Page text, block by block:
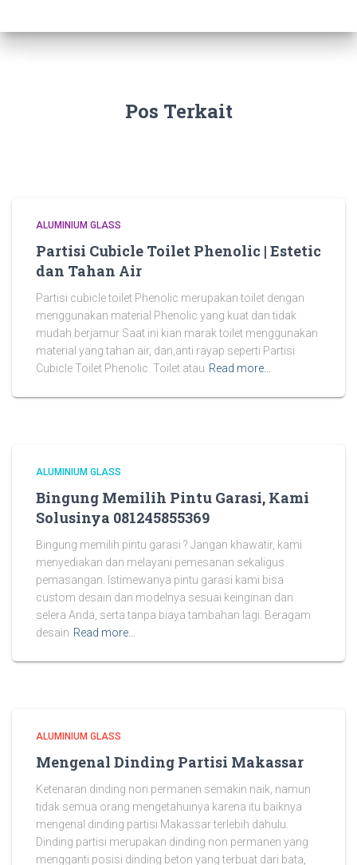
Pos Terkait
ALUMINIUM GLASS
Partisi Cubicle Toilet Phenolic | Estetic
dan Tahan Air
Partisi cubicle toilet Phenolic merupakan toilet dengan
menggunakan material Phenolic yang kuat dan tidak
mudah berjamur Saat ini kian marak toilet menggunakan
material yang tahan air, dan,anti rayap seperti Partisi
Cubicle Toilet Phenolic. Toilet atau Read more…
ALUMINIUM GLASS
Bingung Memilih Pintu Garasi, Kami
Solusinya 081245855369
Bingung memilih pintu garasi ? Jangan khawatir, kami
menyediakan dan melayani pemesanan sekaligus
pemasangan. Istimewanya pintu garasi kami bisa
custom desain dan modelnya sesuai keinginan dan
selera Anda, serta tanpa biaya tambahan lagi. Beragam
desain Read more…
ALUMINIUM GLASS
Mengenal Dinding Partisi Makassar
Ketenaran dinding non permanen semakin naik, namun
tidak semua orang mengetahuinya karena itu baiknya
mengenal dinding partisi Makassar terlebih dahulu.
Dinding partisi merupakan dinding non permanen yang
mengganti posisi dinding beton yang terbuat dari bata,